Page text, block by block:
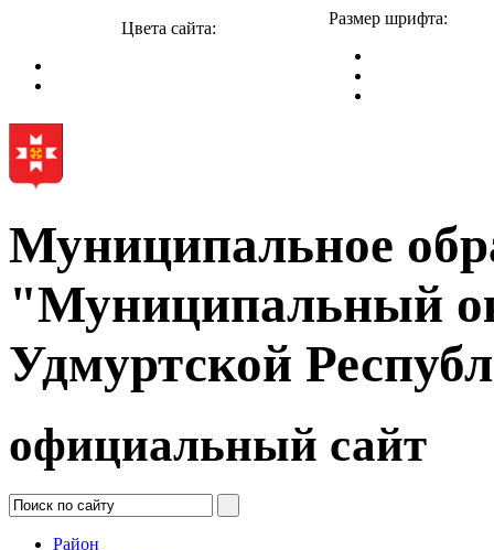
Цвета сайта:
Размер шрифта:
Муниципальное
"Муниципальный
Удмуртской
официальный сайт
Район